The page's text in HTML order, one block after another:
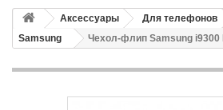
Аксессуары Для телефонов
Samsung
Чехол-флип Samsung i9300